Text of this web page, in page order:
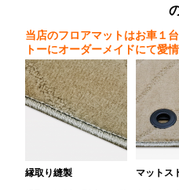
当店のフロアマットはお車１
トーにオーダーメイドにて愛
縁取り縫製 マットス